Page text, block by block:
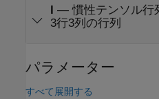
—慣性テンソル行
3行3列の行列
パラメーター
すべて展開する